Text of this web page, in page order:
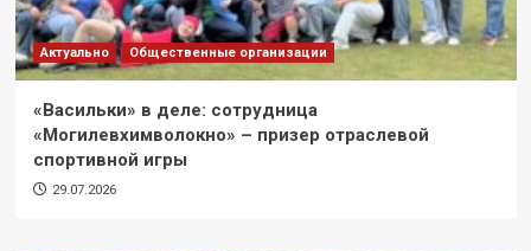
Актуально Общественные организации
«Васильки» в деле: сотрудница
«Могилевхимволокно» – призер отраслевой
спортивной игры
29.07.2026